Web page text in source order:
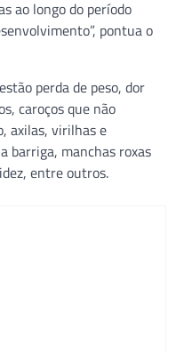
ao longo do período
pontua o
perda de peso, dor
caroços que não
axilas, virilhas e
barriga, manchas roxas
entre outros.